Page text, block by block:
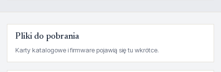
Pliki do pobrania
Karty katalogowe i firmware pojawią się tu wkrótce.